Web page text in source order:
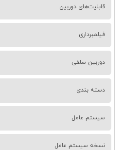
قابلیت‌های دوربین
فیلمبرداری
دوربین سلفی
دسته ‌بندی
سیستم عامل
نسخه سیستم عامل